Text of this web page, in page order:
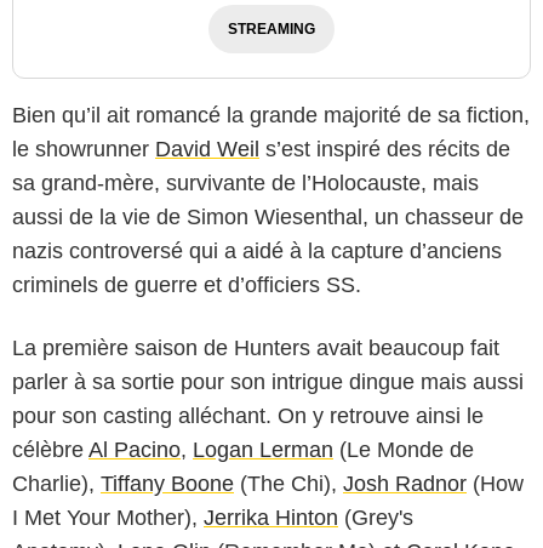
STREAMING
Bien qu’il ait romancé la grande majorité de sa fiction,
le showrunner David Weil s’est inspiré des récits de
sa grand-mère, survivante de l’Holocauste, mais
aussi de la vie de Simon Wiesenthal, un chasseur de
nazis controversé qui a aidé à la capture d’anciens
criminels de guerre et d’officiers SS.
La première saison de Hunters avait beaucoup fait
parler à sa sortie pour son intrigue dingue mais aussi
pour son casting alléchant. On y retrouve ainsi le
célèbre Al Pacino, Logan Lerman (Le Monde de
Charlie), Tiffany Boone (The Chi), Josh Radnor (How
I Met Your Mother), Jerrika Hinton (Grey's